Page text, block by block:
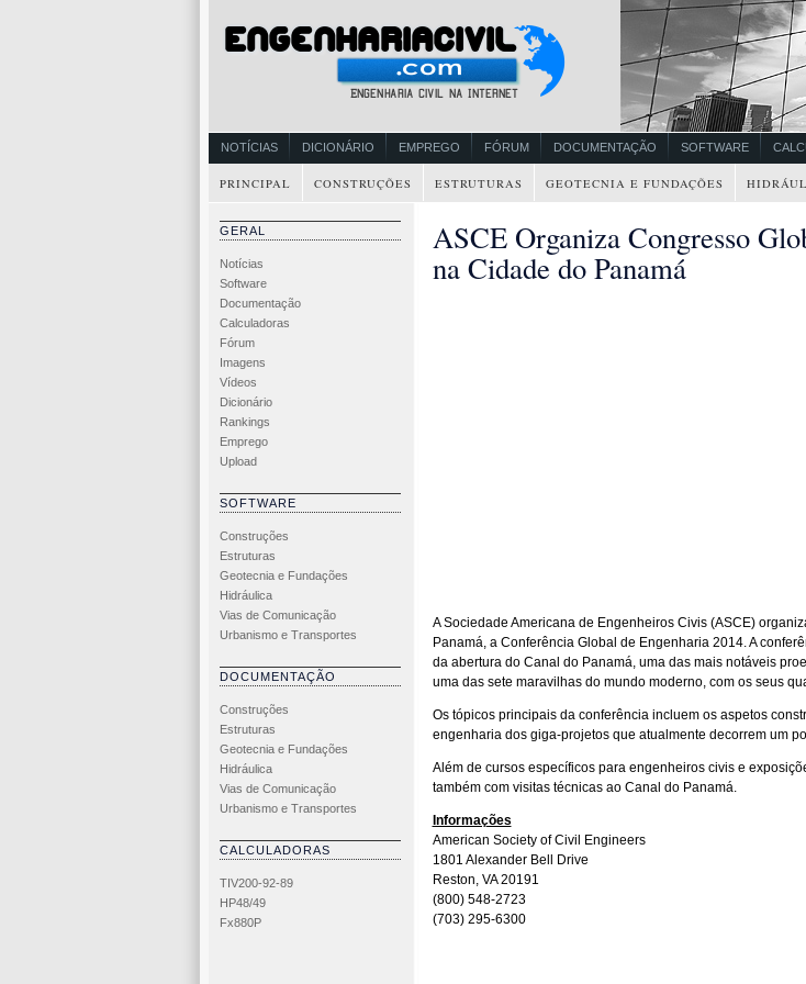
NOTÍCIAS DICIONÁRIO EMPREGO FÓRUM DOCUMENTAÇÃO SOFTWARE
PRINCIPAL CONSTRUÇÕES ESTRUTURAS GEOTECNIA E FUNDAÇÕES
GERAL
Notícias
Software
Documentação
Calculadoras
Fórum
Imagens
Vídeos
Dicionário
Rankings
Emprego
Upload
SOFTWARE
Construções
Estruturas
Geotecnia e Fundações
Hidráulica
Vias de Comunicação
Urbanismo e Transportes
DOCUMENTAÇÃO
Construções
Estruturas
Geotecnia e Fundações
Hidráulica
Vias de Comunicação
Urbanismo e Transportes
CALCULADORAS
TIV200-92-89
HP48/49
Fx880P
ASCE Organiza Congresso
na Cidade do Panamá
A Sociedade Americana de Engenheiros Civis (ASCE)
Panamá, a Conferência Global de Engenharia 2014. A
da abertura do Canal do Panamá, uma das mais notáveis
uma das sete maravilhas do mundo moderno, com os seus
Os tópicos principais da conferência incluem os aspetos
engenharia dos giga-projetos que atualmente decorrem um
Além de cursos específicos para engenheiros civis e
também com visitas técnicas ao Canal do Panamá.
Informações
American Society of Civil Engineers
1801 Alexander Bell Drive
Reston, VA 20191
(800) 548-2723
(703) 295-6300